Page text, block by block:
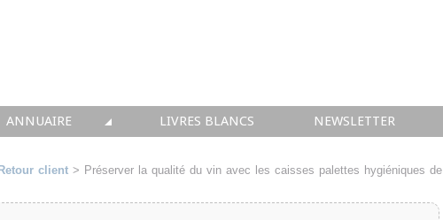
ANNUAIRE LIVRES BLANCS NEWSLETTER
Retour client> Préserver la qualité du vin avec les caisses palettes hygiéniques de